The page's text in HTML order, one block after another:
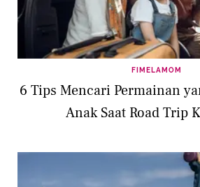
FIMELAMOM
6 Tips Mencari Permainan
Anak Saat Road Trip